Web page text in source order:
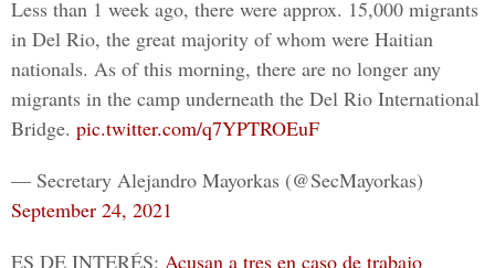
Less than 1 week ago, there were approx. 15,000 migrants
in Del Rio, the great majority of whom were Haitian
nationals. As of this morning, there are no longer any
migrants in the camp underneath the Del Rio International
Bridge. pic.twitter.com/q7YPTROEuF
— Secretary Alejandro Mayorkas (@SecMayorkas)
September 24, 2021
ES DE INTERÉS: Acusan a tres en caso de trabajo